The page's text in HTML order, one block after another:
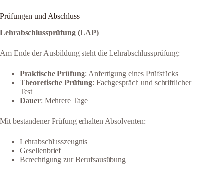
Prüfungen und Abschluss
Lehrabschlussprüfung (LAP)
Am Ende der Ausbildung steht die Lehrabschlussprüfung:
Praktische Prüfung: Anfertigung eines Prüfstücks
Theoretische Prüfung: Fachgespräch und schriftlicher
Test
Dauer: Mehrere Tage
Mit bestandener Prüfung erhalten Absolventen:
Lehrabschlusszeugnis
Gesellenbrief
Berechtigung zur Berufsausübung